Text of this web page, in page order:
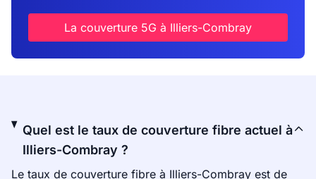
La couverture 5G à Illiers-Combray
Quel est le taux de couverture fibre actuel à
Illiers-Combray ?
Le taux de couverture fibre à Illiers-Combray est de